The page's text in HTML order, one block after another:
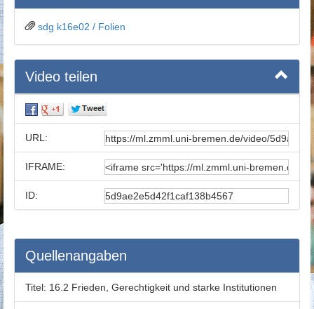
sdg k16e02 / Folien
Video teilen
URL:
IFRAME:
ID:
Quellenangaben
Titel: 16.2 Frieden, Gerechtigkeit und starke Institutionen